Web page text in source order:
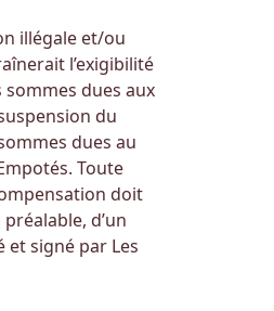
illégale et/ou
l’exigibilité
dues aux
du
dues au
Toute
doit
d’un
et signé par Les